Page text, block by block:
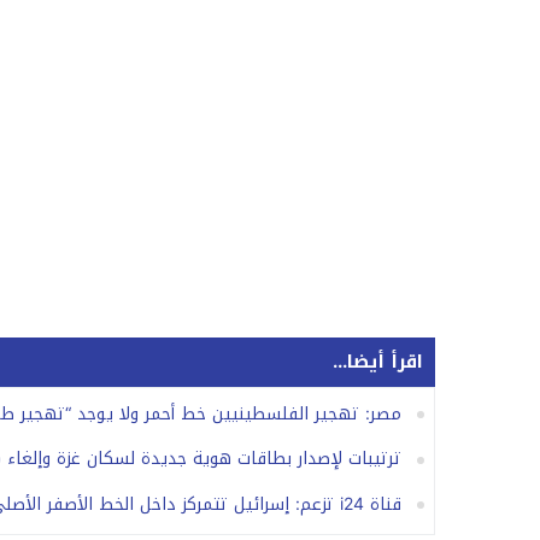
اقرأ أيضا...
مصر: تهجير الفلسطينيين خط أحمر ولا يوجد “تهجير
ترتيبات لإصدار بطاقات هوية جديدة لسكان غزة
قناة i24 تزعم: إسرائيل تتمركز داخل الخط الأصفر الأصلي